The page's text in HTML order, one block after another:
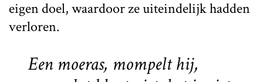
eigen doel, waardoor ze uiteindelijk hadden
verloren.
Een moeras, mompelt hij,